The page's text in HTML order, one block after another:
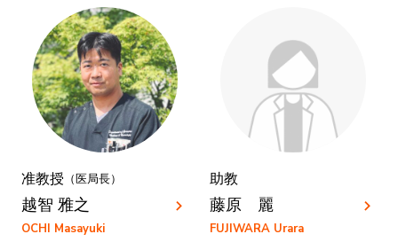
准教授 （医局長）
越智 雅之
OCHI Masayuki
助教
藤原 麗
FUJIWARA Urara